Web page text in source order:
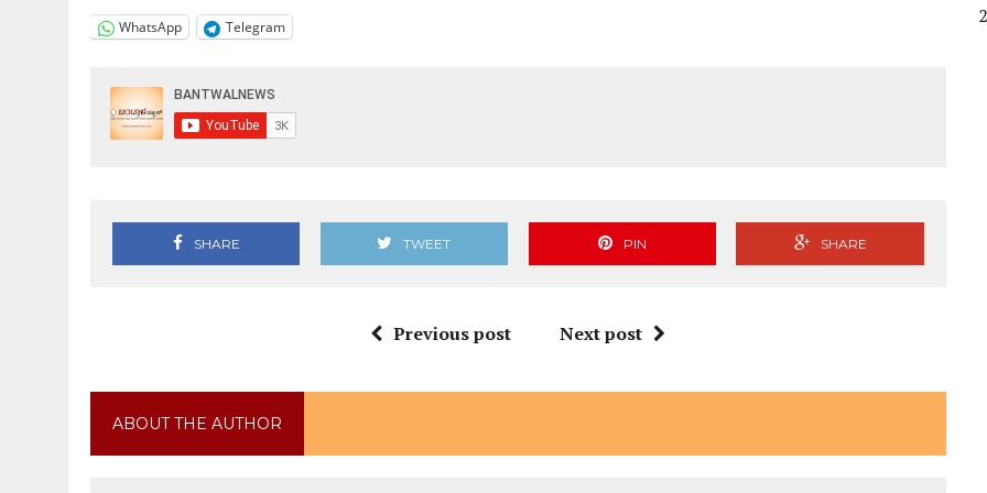
WhatsApp Telegram
SHARE TWEET PIN SHARE
Previous post Next post
ABOUT THE AUTHOR